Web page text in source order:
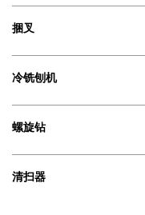
捆叉
冷铣刨机
螺旋钻
清扫器